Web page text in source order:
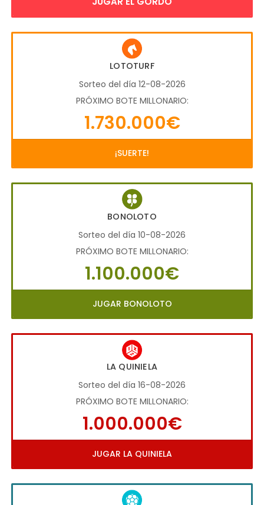
LOTOTURF
Sorteo del día 12-08-2026
PRÓXIMO BOTE MILLONARIO:
1.730.000€
¡SUERTE!
BONOLOTO
Sorteo del día 10-08-2026
PRÓXIMO BOTE MILLONARIO:
1.100.000€
JUGAR BONOLOTO
LA QUINIELA
Sorteo del día 16-08-2026
PRÓXIMO BOTE MILLONARIO:
1.000.000€
JUGAR LA QUINIELA